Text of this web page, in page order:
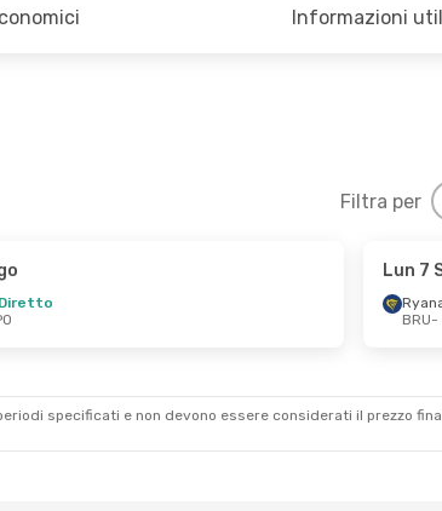
Informazioni
Filtra per
Ven 2 Ott- Lun 12 Ott
Lun 7
BRU-
specificati e non devono essere considerati il ​​prezzo